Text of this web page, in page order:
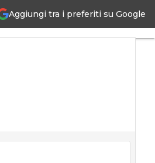
Aggiungi tra i preferiti su Google